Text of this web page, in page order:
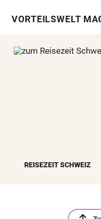
VORTEILSWELT
REISEZEIT SCHWEIZ